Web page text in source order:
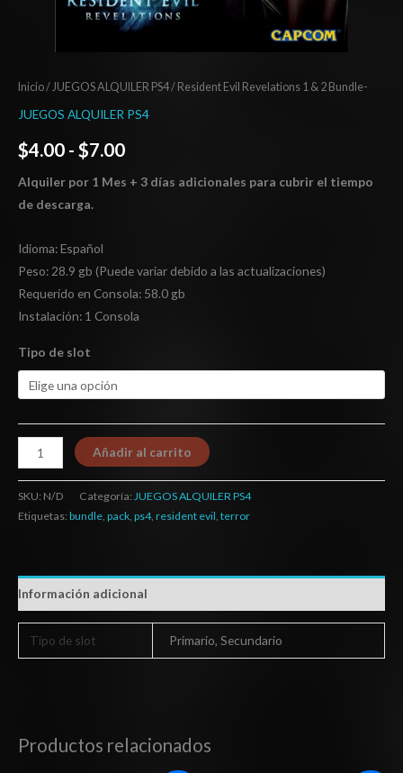
Inicio/ JUEGOS ALQUILER PS4/ Resident Evil Revelations 1 & 2 Bundle-
JUEGOS ALQUILER PS4
$4.00 - $7.00
Alquiler por 1 Mes + 3 días adicionales para cubrir el tiempo
de descarga.
Idioma: Español
Peso: 28.9 gb (Puede variar debido a las actualizaciones)
Requerido en Consola: 58.0 gb
Instalación: 1 Consola
Tipo de slot
Añadir al carrito
SKU: N/D Categoría: JUEGOS ALQUILER PS4
Etiquetas: bundle, pack, ps4, resident evil, terror
Información adicional
Tipo de slot Primario, Secundario
Productos relacionados